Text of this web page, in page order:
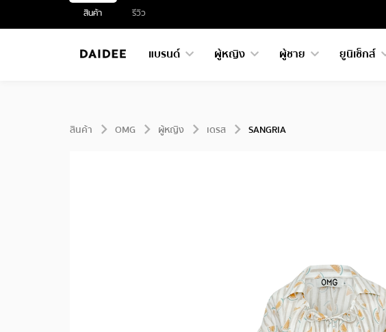
สินค้า รีวิว
แบรนด์ ผู้หญิง ผู้ชาย ยูนิเซ็กส์
สินค้า OMG ผู้หญิง เดรส SANGRIA